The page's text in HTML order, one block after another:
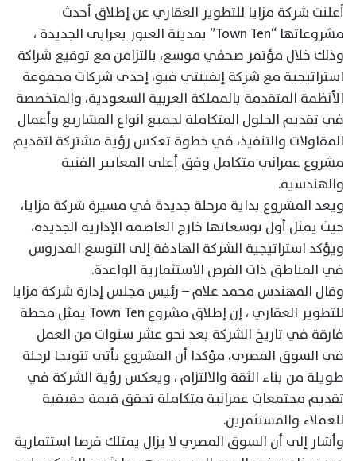
أعلنت شركة مزايا للتطوير العقاري عن إطلاق أحدث
مشروعاتها “Town Ten” بمدينة العبور بعرابى الجديدة ،
وذلك خلال مؤتمر صحفي موسع، بالتزامن مع توقيع شراكة
استراتيجية مع شركة إنفينتي فيو، إحدى شركات مجموعة
الأنظمة المتقدمة بالمملكة العربية السعودية، والمتخصصة
في تقديم الحلول المتكاملة لجميع انواع المشاريع وأعمال
المقاولات والتنفيذ، في خطوة تعكس رؤية مشتركة لتقديم
مشروع عمراني متكامل وفق أعلى المعايير الفنية
والهندسية.
ويعد المشروع بداية مرحلة جديدة في مسيرة شركة مزايا،
حيث يمثل أول توسعاتها خارج العاصمة الإدارية الجديدة،
ويؤكد استراتيجية الشركة الهادفة إلى التوسع المدروس
في المناطق ذات الفرص الاستثمارية الواعدة.
وقال المهندس محمد علام – رئيس مجلس إدارة شركة مزايا
للتطوير العقاري ، إن إطلاق مشروع Town Ten يمثل محطة
فارقة في تاريخ الشركة بعد نحو عشر سنوات من العمل
في السوق المصري، مؤكدا أن المشروع يأتي تتويجا لرحلة
طويلة من بناء الثقة والالتزام ، ويعكس رؤية الشركة في
تقديم مجتمعات عمرانية متكاملة تحقق قيمة حقيقية
للعملاء والمستثمرين.
وأشار إلى أن السوق المصري لا يزال يمتلك فرصا استثمارية